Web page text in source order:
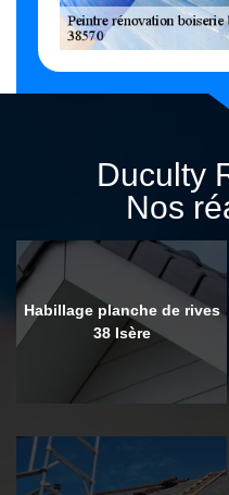
Duculty
Nos
Habillage planche de rives
38 Isère